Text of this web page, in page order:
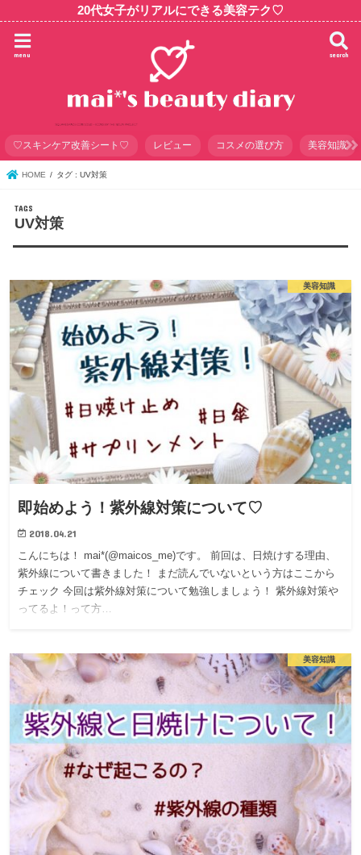
20代女子がリアルにできる美容テク♡
search
menu
♡スキンケア改善シート♡ レビュー コスメの選び方 美容知識
HOME タグ : UV対策
UV対策
美容知識
即始めよう！紫外線対策について♡
2018.04.21
こんにちは！ mai*(@maicos_me)です。 前回は、日焼けする理由、
紫外線について書きました！ まだ読んでいないという方はここから
チェック 今回は紫外線対策について勉強しましょう！ 紫外線対策や
ってるよ！って方…
美容知識